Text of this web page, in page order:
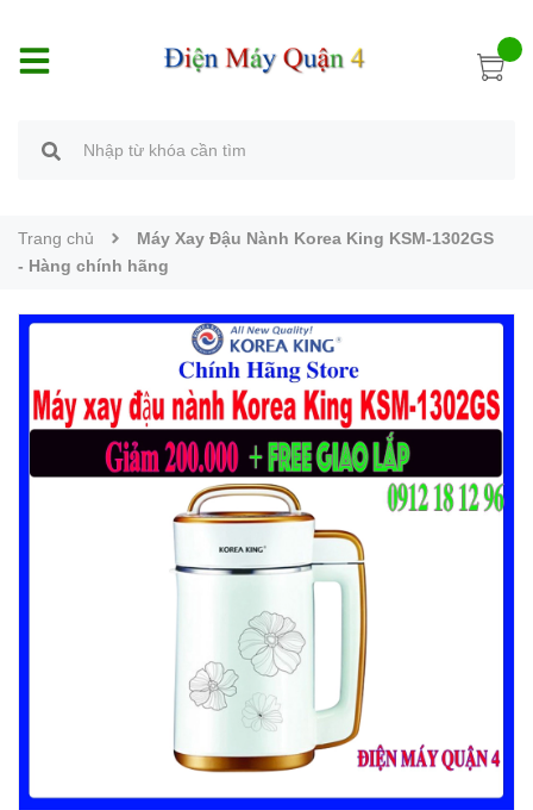
Trang chủ
Máy Xay Đậu Nành Korea King KSM-1302GS
- Hàng chính hãng